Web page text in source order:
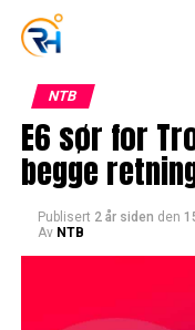
NTB
E6 sør for
begge
Publisert 2 år siden den
Av NTB